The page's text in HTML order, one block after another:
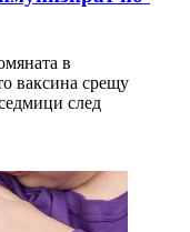
в
ваксина срещу
след